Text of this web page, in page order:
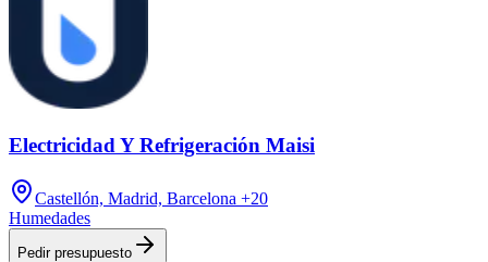
Electricidad Y Refrigeración Maisi
Castellón, Madrid, Barcelona +20
Humedades
Pedir presupuesto